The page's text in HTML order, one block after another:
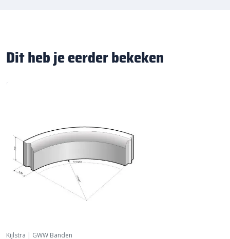
Dit heb je eerder bekeken
Kijlstra | GWW Banden